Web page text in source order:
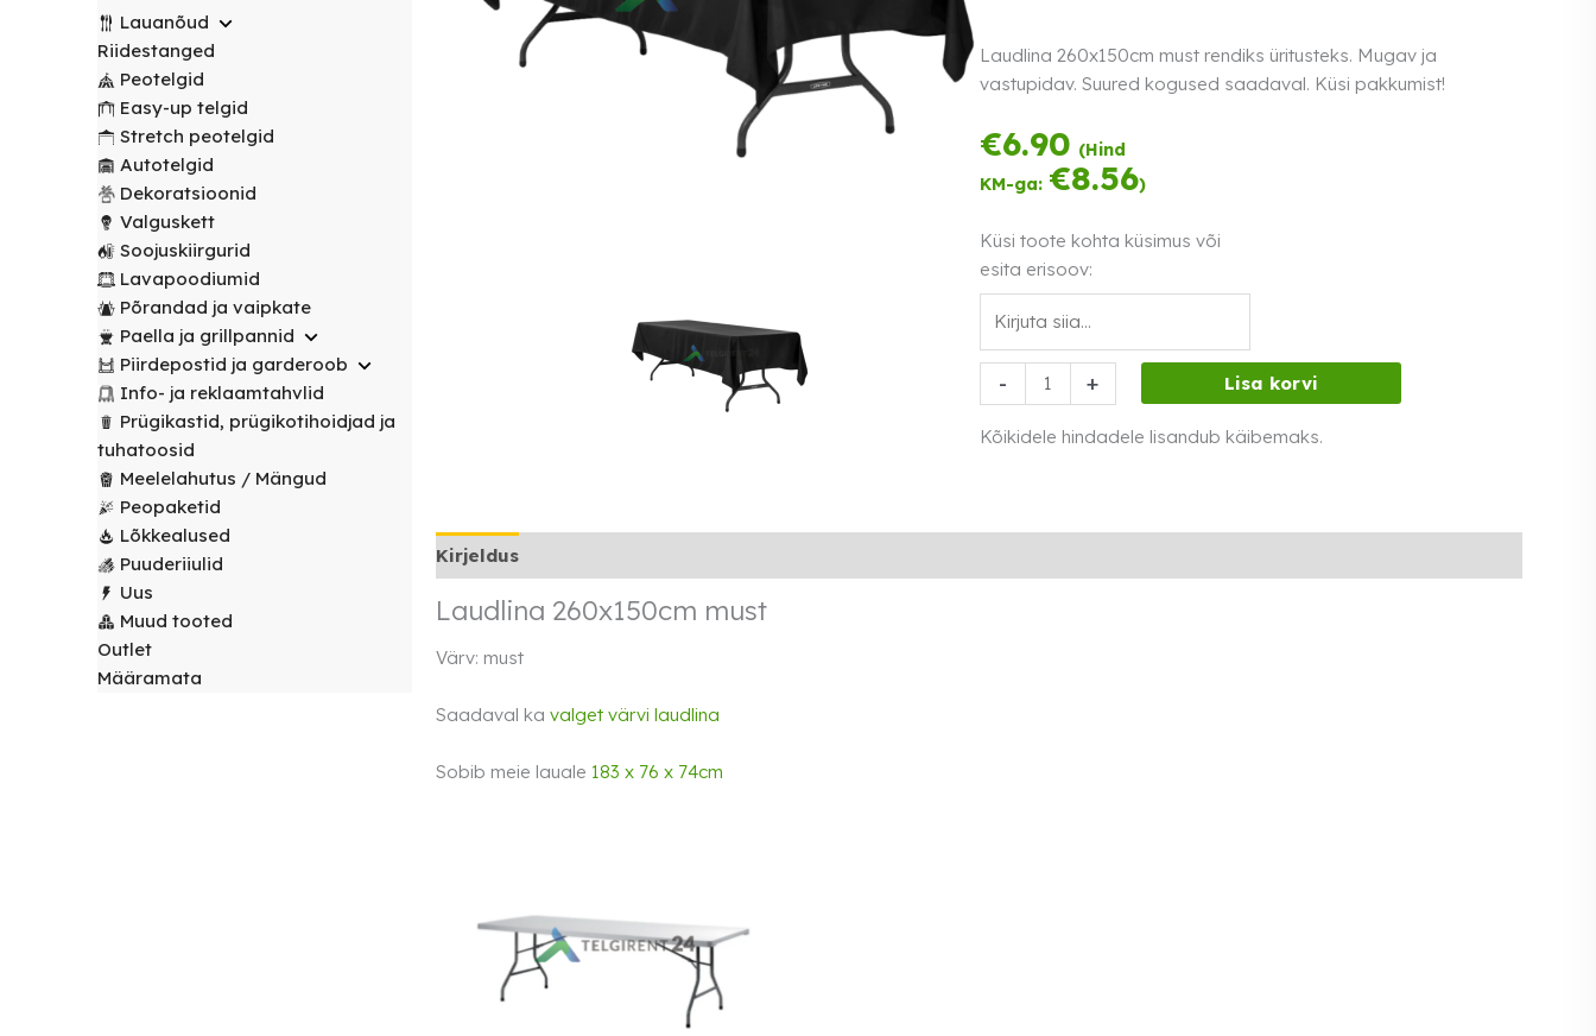
peotelgid
Peomööbel
Laudlinad
toolikatted
Ümmargused
laudlinad
Toolikatted
Servjetid ja
kaunistused
Valgustus
Valguskett POPULAARNE
Lauanõud
Lavapoodiumid
Mängud ja
meelelahutus
Muud
renditooted
Peopaketid
Prügikastid
peotelgid
Peomööbel
transpordikärud
Laudlinad
toolikatted
Ümmargused
Kandilised
Toolikatted
Prügikastid
Riidestanged
Meelelahutus
Puuderiiulid Lauanõud
Riidestanged
Peotelgid
Easy-up telgid
Stretch peotelgid
Autotelgid
Dekoratsioonid
Valguskett
Soojuskiirgurid
Lavapoodiumid
Põrandad ja vaipkate
Paella ja grillpannid
Piirdepostid ja garderoob
Info- ja reklaamtahvlid
Prügikastid, prügikotihoidjad ja
tuhatoosid
Meelelahutus / Mängud
Peopaketid
Lõkkealused
Puuderiiulid
Uus
Muud tooted
Outlet
Määramata
Laudlina 260x150cm must rendiks üritusteks. Mugav ja
vastupidav. Suured kogused saadaval. Küsi pakkumist!
€6.90 (Hind
KM-ga: €8.56)
Küsi toote kohta küsimus või
esita erisoov:
-
Laudlina
260x150cm
must
+ Lisa korvi
Kõikidele hindadele lisandub käibemaks.
Kirjeldus
Laudlina 260x150cm must
Värv: must
Saadaval ka valget värvi laudlina
Sobib meie lauale 183 x 76 x 74cm